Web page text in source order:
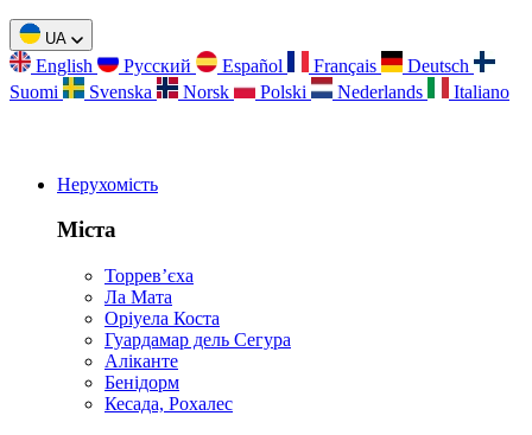
UA
English Русский Español Français
Deutsch
Suomi
Svenska Norsk Polski Nederlands Italiano
Нерухомість
Міста
Торревʼєха
Ла Мата
Оріуела Коста
Гуардамар дель Сегура
Аліканте
Бенідорм
Кесада, Рохалес